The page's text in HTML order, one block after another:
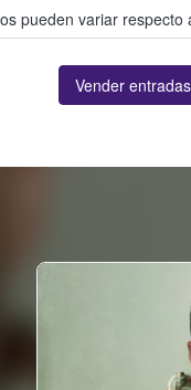
pueden variar respecto
Vender entradas